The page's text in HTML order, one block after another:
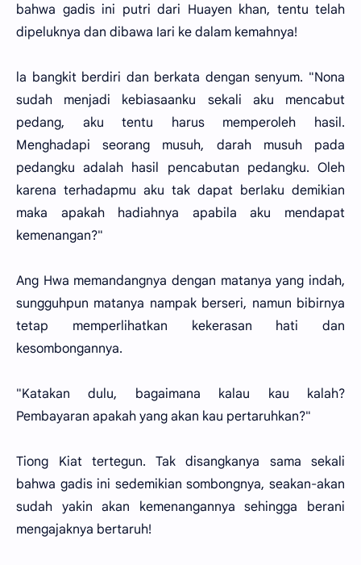
bahwa gadis ini putri dari Huayen khan, tentu telah
dipeluknya dan dibawa Iari ke dalam kemahnya!
la bangkit berdiri dan berkata dengan senyum. "Nona
sudah menjadi kebiasaanku sekali aku mencabut
pedang, aku tentu harus memperoleh hasil.
Menghadapi seorang musuh, darah musuh pada
pedangku adalah hasil pencabutan pedangku. Oleh
karena terhadapmu aku tak dapat berIaku demikian
maka apakah hadiahnya apabila aku mendapat
kemenangan?"
Ang Hwa memandangnya dengan matanya yang indah,
sungguhpun matanya nampak berseri, namun bibirnya
tetap memperlihatkan kekerasan hati dan
kesombongannya.
"Katakan dulu, bagaimana kalau kau kalah?
Pembayaran apakah yang akan kau pertaruhkan?"
Tiong Kiat tertegun. Tak disangkanya sama sekali
bahwa gadis ini sedemikian sombongnya, seakan-akan
sudah yakin akan kemenangannya sehingga berani
mengajaknya bertaruh!